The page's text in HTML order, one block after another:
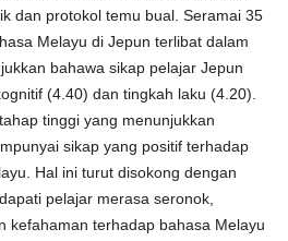
dan protokol temu bual. Seramai 35
Melayu di Jepun terlibat dalam
bahawa sikap pelajar Jepun
(4.40) dan tingkah laku (4.20).
tinggi yang menunjukkan
sikap yang positif terhadap
Hal ini turut disokong dengan
pelajar merasa seronok,
kefahaman terhadap bahasa Melayu